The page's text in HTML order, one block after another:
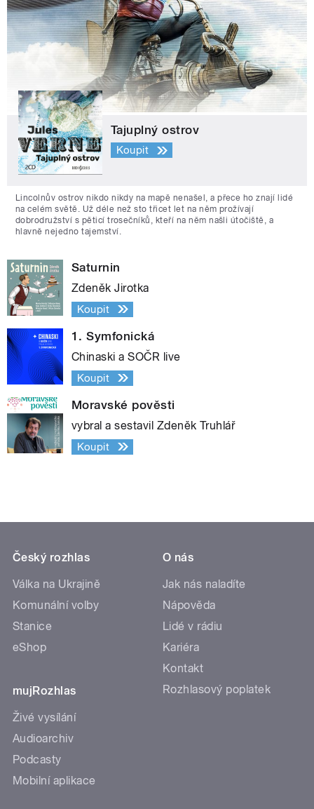
Tajuplný ostrov
Koupit
Lincolnův ostrov nikdo nikdy na mapě nenašel, a přece ho znají lidé
na celém světě. Už déle než sto třicet let na něm prožívají
dobrodružství s pěticí trosečníků, kteří na něm našli útočiště, a
hlavně nejedno tajemství.
Saturnin
Zdeněk Jirotka
Koupit
1. Symfonická
Chinaski a SOČR live
Koupit
Moravské pověsti
vybral a sestavil Zdeněk Truhlář
Koupit
Český rozhlas
Válka na Ukrajině
Komunální volby
Stanice
eShop
mujRozhlas
Živé vysílání
Audioarchiv
Podcasty
Mobilní aplikace
O nás
Jak nás naladíte
Nápověda
Lidé v rádiu
Kariéra
Kontakt
Rozhlasový poplatek